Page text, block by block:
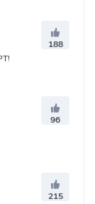
188
96
215